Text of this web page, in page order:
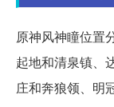
原神风神瞳位置
起地和清泉镇、
庄和奔狼领、明